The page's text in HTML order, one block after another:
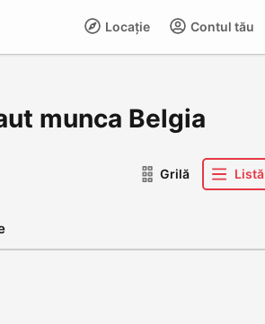
Contul tău
Locație
munca Belgia
Grilă Listă